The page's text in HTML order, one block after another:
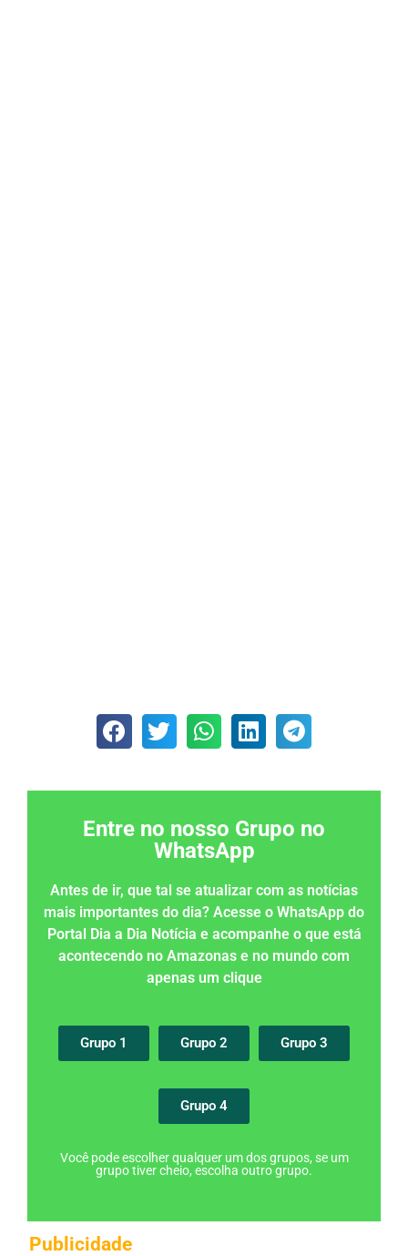
Entre no nosso Grupo no
WhatsApp
Antes de ir, que tal se atualizar com as notícias
mais importantes do dia? Acesse o WhatsApp do
Portal Dia a Dia Notícia e acompanhe o que está
acontecendo no Amazonas e no mundo com
apenas um clique
Grupo 1 Grupo 2 Grupo 3
Grupo 4
Você pode escolher qualquer um dos grupos, se um
grupo tiver cheio, escolha outro grupo.
Publicidade